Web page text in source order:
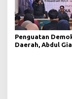
Penguatan
Daerah, Abdul